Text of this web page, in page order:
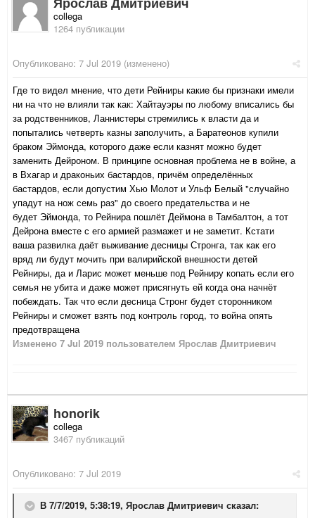
collega
1264 публикации
Опубликовано: 7 Jul 2019 (изменено)
Где то видел мнение, что дети Рейниры какие бы признаки имели
ни на что не влияли так как: Хайтауэры по любому вписались бы
за родственников, Ланнистеры стремились к власти да и
попытались четверть казны заполучить, а Баратеонов купили
браком Эймонда, которого даже если казнят можно будет
заменить Дейроном. В принципе основная проблема не в войне, а
в Вхагар и драконьих бастардов, причём определённых
бастардов, если допустим Хью Молот и Ульф Белый "случайно
упадут на нож семь раз" до своего предательства и не
будет Эймонда, то Рейнира пошлёт Деймона в Тамбалтон, а тот
Дейрона вместе с его армией размажет и не заметит. Кстати
ваша развилка даёт выживание десницы Стронга, так как его
вряд ли будут мочить при валирийской внешности детей
Рейниры, да и Ларис может меньше под Рейниру копать если его
семья не убита и даже может присягнуть ей когда она начнёт
побеждать. Так что если десница Стронг будет сторонником
Рейниры и сможет взять под контроль город, то война опять
предотвращена
Изменено 7 Jul 2019 пользователем Ярослав Дмитриевич
honorik
collega
3467 публикаций
Опубликовано: 7 Jul 2019
В 7/7/2019, 5:38:19, Ярослав Дмитриевич сказал: